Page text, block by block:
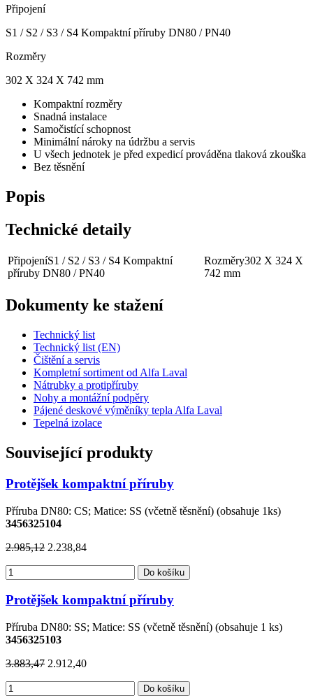
Připojení
S1 / S2 / S3 / S4 Kompaktní příruby DN80 / PN40
Rozměry
302 X 324 X 742 mm
Kompaktní rozměry
Snadná instalace
Samočistící schopnost
Minimální nároky na údržbu a servis
U všech jednotek je před expedicí prováděna tlaková zkouška
Bez těsnění
Popis
Technické detaily
PřipojeníS1 / S2 / S3 / S4 Kompaktní
příruby DN80 / PN40
Rozměry302 X 324 X
742 mm
Dokumenty ke stažení
Technický list
Technický list (EN)
Čištění a servis
Kompletní sortiment od Alfa Laval
Nátrubky a protipříruby
Nohy a montážní podpěry
Pájené deskové výměníky tepla Alfa Laval
Tepelná izolace
Související produkty
Protějšek kompaktní příruby
Příruba DN80: CS; Matice: SS (včetně těsnění) (obsahuje 1ks)
3456325104
2.985,12 2.238,84
Do košíku
Protějšek kompaktní příruby
Příruba DN80: SS; Matice: SS (včetně těsnění) (obsahuje 1 ks)
3456325103
3.883,47 2.912,40
Do košíku